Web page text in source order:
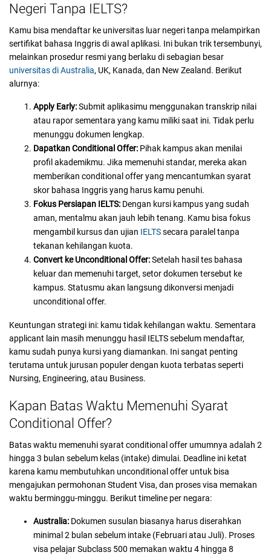
Negeri Tanpa IELTS?
Kamu bisa mendaftar ke universitas luar negeri tanpa melampirkan
sertifikat bahasa Inggris di awal aplikasi. Ini bukan trik tersembunyi,
melainkan prosedur resmi yang berlaku di sebagian besar
universitas di Australia, UK, Kanada, dan New Zealand. Berikut
alurnya:
Apply Early:Submit aplikasimu menggunakan transkrip nilai
atau rapor sementara yang kamu miliki saat ini. Tidak perlu
menunggu dokumen lengkap.
Dapatkan Conditional Offer: Pihak kampus akan menilai
profil akademikmu. Jika memenuhi standar, mereka akan
memberikan conditional offer yang mencantumkan syarat
skor bahasa Inggris yang harus kamu penuhi.
Fokus Persiapan IELTS: Dengan kursi kampus yang sudah
aman, mentalmu akan jauh lebih tenang. Kamu bisa fokus
mengambil kursus dan ujian IELTSsecara paralel tanpa
tekanan kehilangan kuota.
Convert ke Unconditional Offer:Setelah hasil tes bahasa
keluar dan memenuhi target, setor dokumen tersebut ke
kampus. Statusmu akan langsung dikonversi menjadi
unconditional offer.
Keuntungan strategi ini: kamu tidak kehilangan waktu. Sementara
applicant lain masih menunggu hasil IELTS sebelum mendaftar,
kamu sudah punya kursi yang diamankan. Ini sangat penting
terutama untuk jurusan populer dengan kuota terbatas seperti
Nursing, Engineering, atau Business.
Kapan Batas Waktu Memenuhi Syarat
Conditional Offer?
Batas waktu memenuhi syarat conditional offer umumnya adalah 2
hingga 3 bulan sebelum kelas (intake) dimulai. Deadline ini ketat
karena kamu membutuhkan unconditional offer untuk bisa
mengajukan permohonan Student Visa, dan proses visa memakan
waktu berminggu-minggu. Berikut timeline per negara:
Australia: Dokumen susulan biasanya harus diserahkan
minimal 2 bulan sebelum intake (Februari atau Juli). Proses
visa pelajar Subclass 500 memakan waktu 4 hingga 8